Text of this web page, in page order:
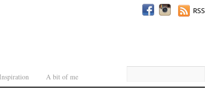
A bit of me
RSS